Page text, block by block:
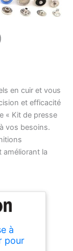
en cuir et vous
et efficacité
« Kit de presse
vos besoins.
la
à
pour